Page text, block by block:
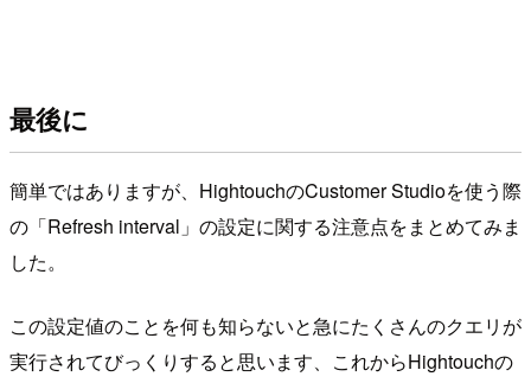
最後に
簡単ではありますが、HightouchのCustomer Studioを使う際
の「Refresh interval」の設定に関する注意点をまとめてみま
した。
この設定値のことを何も知らないと急にたくさんのクエリが
実行されてびっくりすると思います、これからHightouchの